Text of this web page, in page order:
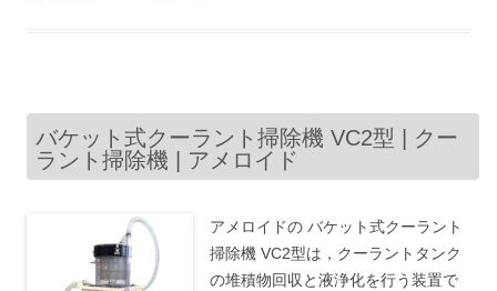
バケット式クーラント掃除機 VC2型 | クー
ラント掃除機 | アメロイド
アメロイドの バケット式クーラント
掃除機 VC2型は，クーラントタンク
の堆積物回収と液浄化を行う装置で